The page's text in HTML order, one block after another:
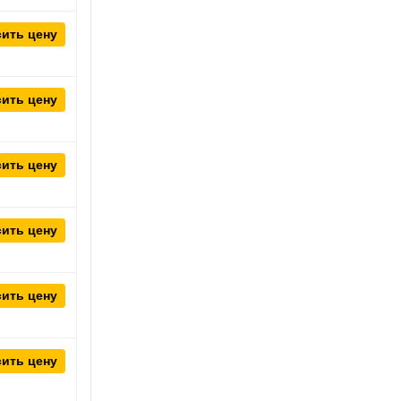
цену
цену
цену
цену
цену
цену